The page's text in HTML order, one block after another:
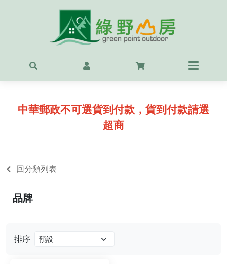
中華郵政不可選貨到付款，貨到付款請選
超商
回分類列表
排序
品牌